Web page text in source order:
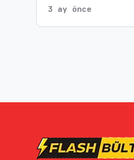
3 ay önce